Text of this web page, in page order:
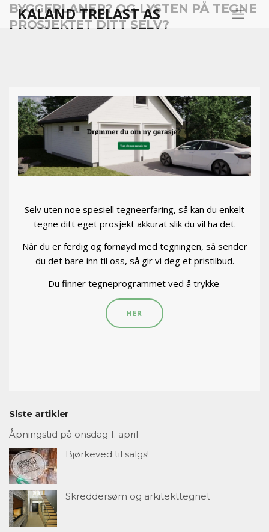
KALAND TRELAST AS
BYGGEPLANER? OG LYSTEN PÅ TEGNE
PROSJEKTET DITT SELV?
Selv uten noe spesiell tegneerfaring, så kan du enkelt
tegne ditt eget prosjekt akkurat slik du vil ha det.
Når du er ferdig og fornøyd med tegningen, så sender
du det bare inn til oss, så gir vi deg et pristilbud.
Du finner tegneprogrammet ved å trykke
HER
Siste artikler
Åpningstid på onsdag 1. april
Bjørkeved til salgs!
Skreddersøm og arkitekttegnet